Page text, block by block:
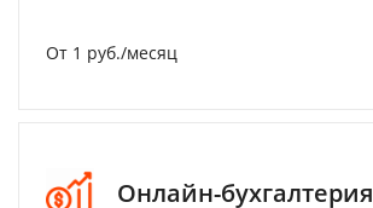
От 1 руб./месяц
Онлайн-бухгалтерия